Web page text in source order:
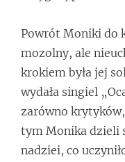
Powrót Moniki do
mozolny, ale
krokiem była jej
wydała singiel
zarówno
tym Monika dzieli
nadziei, co